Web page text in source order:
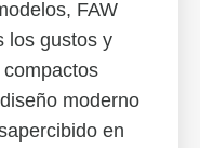
FAW
los gustos y
moderno
en